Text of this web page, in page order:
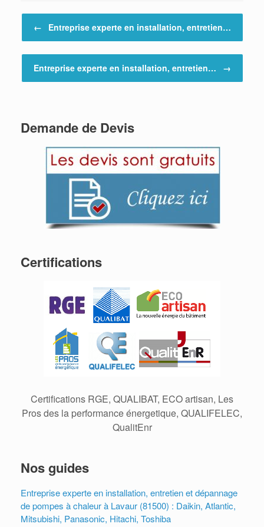
← Entreprise experte en installation, entretien…
Entreprise experte en installation, entretien… →
Demande de Devis
Certifications
Certifications RGE, QUALIBAT, ECO artisan, Les
Pros des la performance énergetique, QUALIFELEC,
QualitEnr
Nos guides
Entreprise experte en installation, entretien et dépannage
de pompes à chaleur à Lavaur (81500) : Daikin, Atlantic,
Mitsubishi, Panasonic, Hitachi, Toshiba